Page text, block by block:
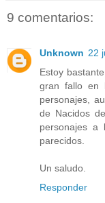
9 comentarios:
Unknown 22
Estoy
gran fallo en
personajes,
de Nacidos
personajes
parecidos.
Un saludo.
Responder